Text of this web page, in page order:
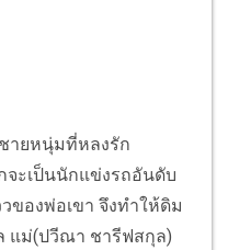
หนุ่มที่หลงรัก
จะเป็นนักแข่งรถอันดับ
ของพ่อเขา จึงทำให้ดิม
แม่(ปวีณา ชารีฟสกุล)